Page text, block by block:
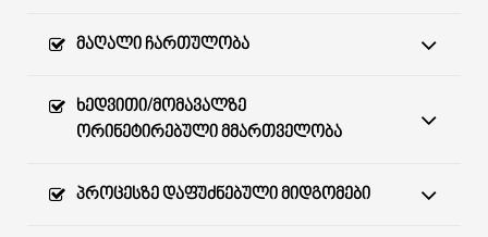
ᲛᲐᲦᲐᲚᲘ ᲩᲐᲠᲗᲣᲚᲝᲑᲐ
ᲮᲔᲓᲕᲘᲗᲘ/ᲛᲝᲛᲐᲕᲐᲚᲖᲔ
ᲝᲠᲘᲜᲔᲢᲘᲠᲔᲑᲣᲚᲘ ᲛᲛᲐᲠᲗᲕᲔᲚᲝᲑᲐ
ᲞᲠᲝᲪᲔᲡᲖᲔ ᲓᲐᲤᲣᲫᲜᲔᲑᲣᲚᲘ ᲛᲘᲓᲒᲝᲛᲔᲑᲘ